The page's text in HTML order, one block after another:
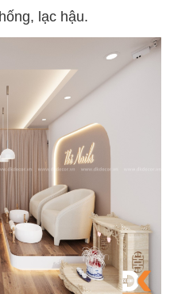
lạc hậu.